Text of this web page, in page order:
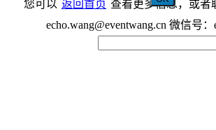
您可以 返回首页 查看更多信息，或者
echo.wang@eventwang.cn 微信号：